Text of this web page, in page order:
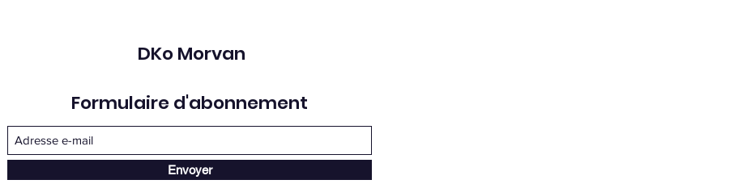
DKo Morvan
Formulaire d'abonnement
Envoyer